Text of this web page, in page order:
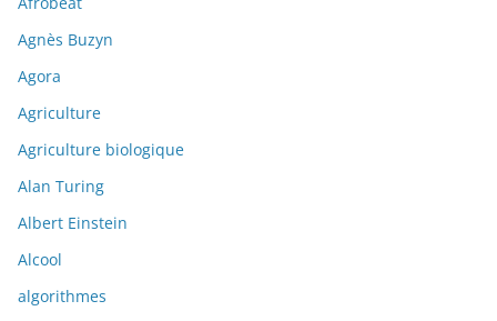
Agnès Buzyn
Agora
Agriculture
Agriculture biologique
Alan Turing
Albert Einstein
Alcool
algorithmes